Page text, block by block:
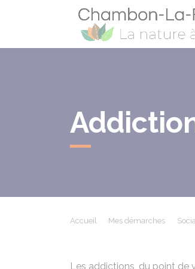
Accueil Mes démarches
Les addictions, du point de